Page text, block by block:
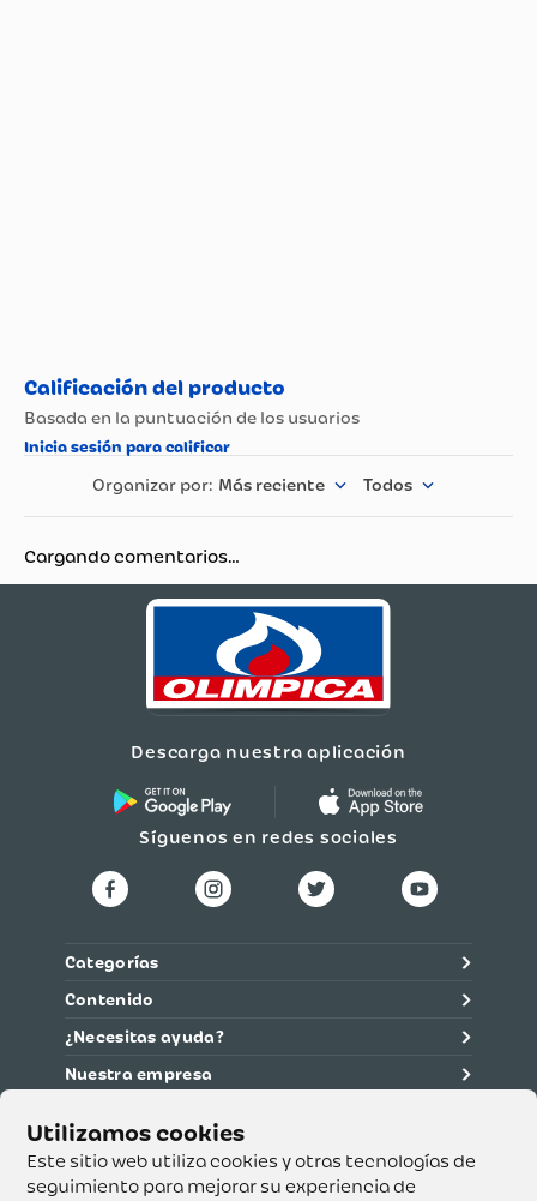
Este sitio web utiliza cookies y otras tecnologías de
seguimiento para mejorar su experiencia de
Más reciente Todos
Cargando comentarios…
Descarga nuestra aplicación
Síguenos en redes sociales
Categorías
Contenido
¿Necesitas ayuda?
Nuestra empresa